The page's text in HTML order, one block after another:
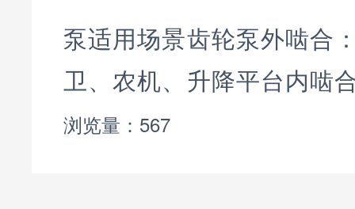
泵适用场景齿轮泵外啮合
卫、农机、升降平台内啮
型工装、精密轻载机床叶
浏览量：567